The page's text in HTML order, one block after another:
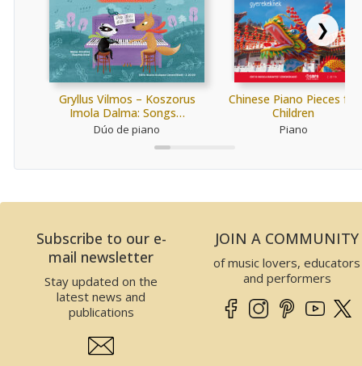
Gryllus Vilmos – Koszorus
Imola Dalma: Songs…
Dúo de piano
Chinese Piano Pieces for
Children
Piano
❯
Subscribe to our e-
mail newsletter
Stay updated on the
latest news and
publications
JOIN A COMMUNITY
of music lovers, educators
and performers